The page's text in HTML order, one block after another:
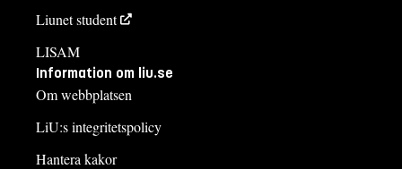
Liunet student
LISAM
Information om liu.se
Om webbplatsen
LiU:s integritetspolicy
Hantera kakor